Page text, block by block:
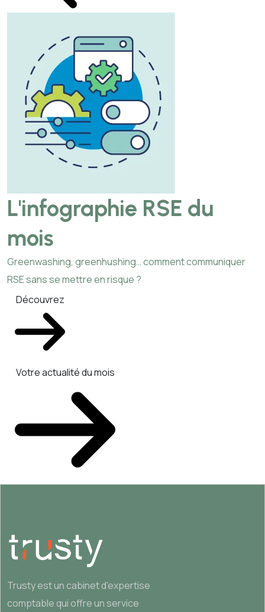
L'infographie RSE du
mois
Greenwashing, greenhushing… comment communiquer
RSE sans se mettre en risque ?
Découvrez
Votre actualité du mois
Trusty est un cabinet d'expertise
comptable qui offre un service